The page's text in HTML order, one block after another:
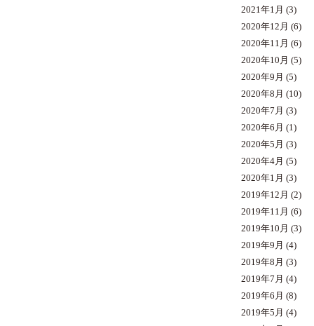
2021年1月 (3)
2020年12月 (6)
2020年11月 (6)
2020年10月 (5)
2020年9月 (5)
2020年8月 (10)
2020年7月 (3)
2020年6月 (1)
2020年5月 (3)
2020年4月 (5)
2020年1月 (3)
2019年12月 (2)
2019年11月 (6)
2019年10月 (3)
2019年9月 (4)
2019年8月 (3)
2019年7月 (4)
2019年6月 (8)
2019年5月 (4)